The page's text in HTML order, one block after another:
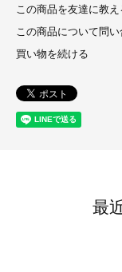
この商品を友達に教え
この商品について問い
買い物を続ける
最